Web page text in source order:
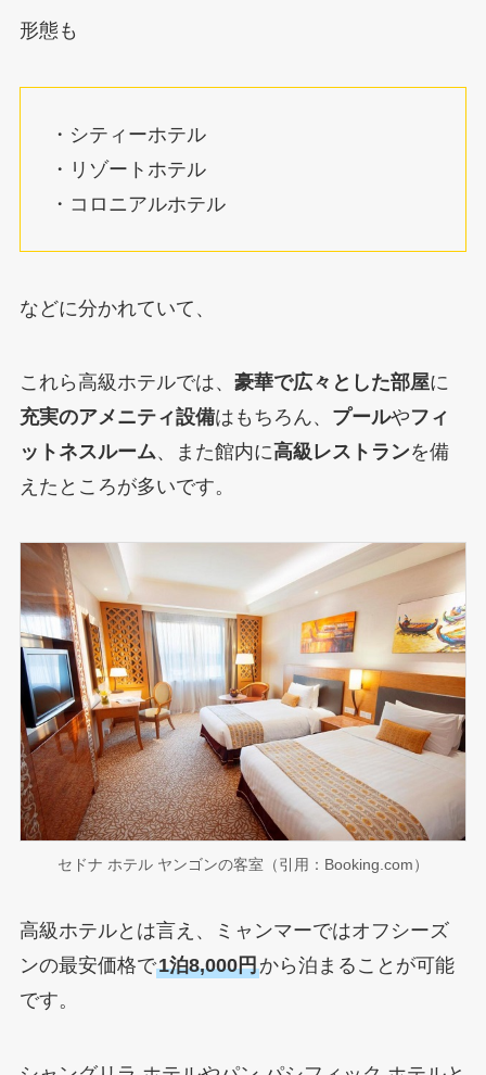
形態も
・シティーホテル
・リゾートホテル
・コロニアルホテル
などに分かれていて、
これら高級ホテルでは、 豪華で広々とした部屋に
充実のアメニティ設備はもちろん、 プールやフィ
ットネスルーム、また館内に高級レストランを備
えたところが多いです。
セドナ ホテル ヤンゴンの客室（引用：Booking.com）
高級ホテルとは言え、ミャンマーではオフシーズ
ンの最安価格で1泊8,000円から泊まることが可能
です。